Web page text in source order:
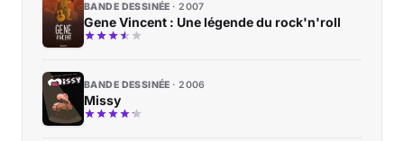
BANDE DESSINÉE 2007
Gene Vincent : Une légende du rock'n'roll
BANDE DESSINÉE 2006
Missy